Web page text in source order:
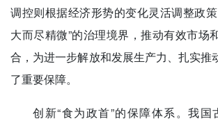
调控则根据经济形势的变化灵活调整政
大而尽精微”的治理境界，推动有效市场
合，为进一步解放和发展生产力、扎实推
了重要保障。
创新“食为政首”的保障体系。我国